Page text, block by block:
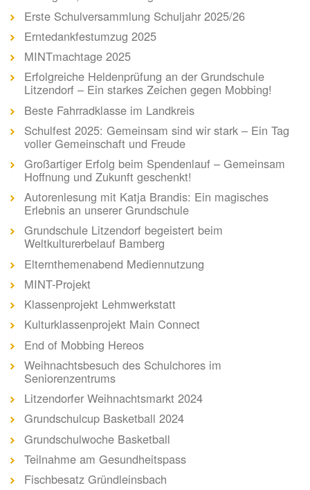
Erste Schulversammlung Schuljahr 2025/26
Erntedankfestumzug 2025
MINTmachtage 2025
Erfolgreiche Heldenprüfung an der Grundschule
Litzendorf – Ein starkes Zeichen gegen Mobbing!
Beste Fahrradklasse im Landkreis
Schulfest 2025: Gemeinsam sind wir stark – Ein Tag
voller Gemeinschaft und Freude
Großartiger Erfolg beim Spendenlauf – Gemeinsam
Hoffnung und Zukunft geschenkt!
Autorenlesung mit Katja Brandis: Ein magisches
Erlebnis an unserer Grundschule
Grundschule Litzendorf begeistert beim
Weltkulturerbelauf Bamberg
Elternthemenabend Mediennutzung
MINT-Projekt
Klassenprojekt Lehmwerkstatt
Kulturklassenprojekt Main Connect
End of Mobbing Hereos
Weihnachtsbesuch des Schulchores im
Seniorenzentrums
Litzendorfer Weihnachtsmarkt 2024
Grundschulcup Basketball 2024
Grundschulwoche Basketball
Teilnahme am Gesundheitspass
Fischbesatz Gründleinsbach